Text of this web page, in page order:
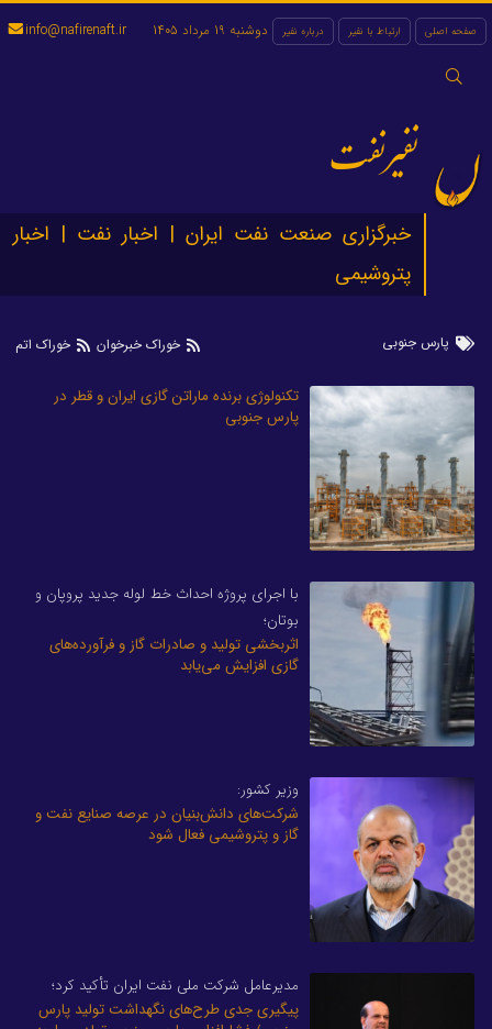
صفحه اصلی ارتباط با نفیر درباره نفیر
جستجو
دوشنبه 19 مرداد 1405 info@nafirenaft.ir
نفیرنفت
خبرگزاری صنعت نفت ایران | اخبار نفت | اخبار
پتروشیمی
پارس جنوبی خوراک خبرخوان خوراک اتم
تکنولوژی برنده ماراتن گازی ایران و قطر در
پارس جنوبی
با اجرای پروژه احداث خط لوله جدید پروپان و
بوتان؛
اثربخشی تولید و صادرات گاز و فرآورده‌های
گازی افزایش می‌یابد
وزیر کشور:
شرکت‌های دانش‌بنیان در عرصه صنایع نفت و
گاز و پتروشیمی فعال شود
مدیرعامل شرکت ملی نفت ایران تأکید کرد؛
پیگیری جدی طرح‌های نگهداشت تولید پارس